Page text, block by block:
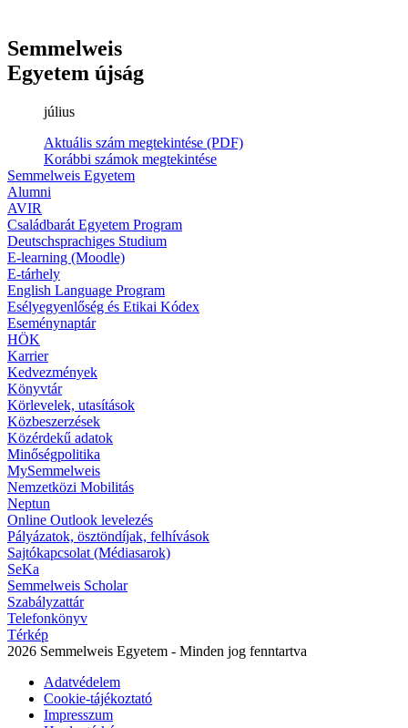
Semmelweis
Egyetem újság
július
Aktuális szám megtekintése (PDF)
Korábbi számok megtekintése
Semmelweis Egyetem
Alumni
AVIR
Családbarát Egyetem Program
Deutschsprachiges Studium
E-learning (Moodle)
E-tárhely
English Language Program
Esélyegyenlőség és Etikai Kódex
Eseménynaptár
HÖK
Karrier
Kedvezmények
Könyvtár
Körlevelek, utasítások
Közbeszerzések
Közérdekű adatok
Minőségpolitika
MySemmelweis
Nemzetközi Mobilitás
Neptun
Online Outlook levelezés
Pályázatok, ösztöndíjak, felhívások
Sajtókapcsolat (Médiasarok)
SeKa
Semmelweis Scholar
Szabályzattár
Telefonkönyv
Térkép
2026 Semmelweis Egyetem - Minden jog fenntartva
Adatvédelem
Cookie-tájékoztató
Impresszum